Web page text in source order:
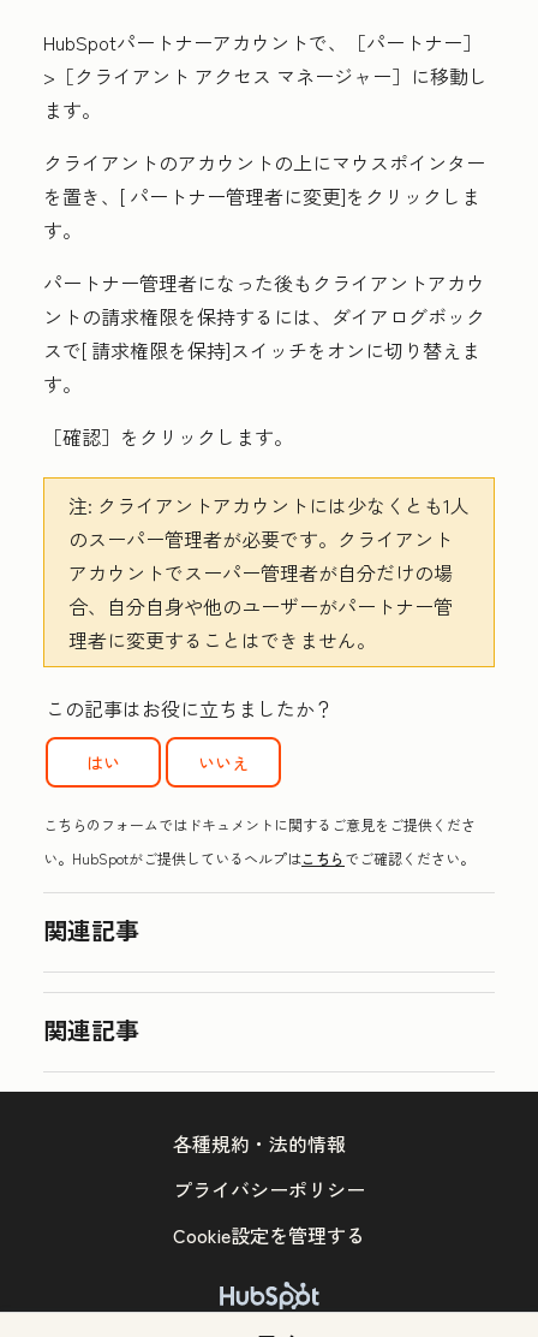
HubSpotパートナーアカウントで、［パートナー］
>［クライアント アクセス マネージャー］に移動し
ます。
クライアントのアカウントの上にマウスポインター
を置き、[ パートナー管理者に変更]をクリックしま
す。
パートナー管理者になった後もクライアントアカウ
ントの請求権限を保持するには、ダイアログボック
スで[ 請求権限を保持]スイッチをオンに切り替えま
す。
［確認］ をクリックします。
注: クライアントアカウントには少なくとも1人
のスーパー管理者が必要です。クライアント
アカウントでスーパー管理者が自分だけの場
合、自分自身や他のユーザーがパートナー管
理者に変更することはできません。
この記事はお役に立ちましたか？
はい いいえ
こちらのフォームではドキュメントに関するご意見をご提供くださ
い。HubSpotがご提供しているヘルプはこちらでご確認ください。
関連記事
関連記事
各種規約・法的情報
プライバシーポリシー
Cookie設定を管理する